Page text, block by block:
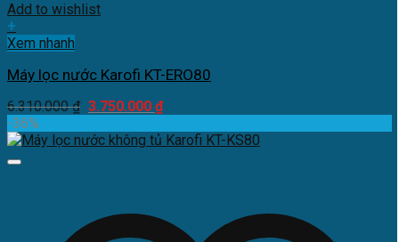
Add to wishlist
+
Xem nhanh
Máy lọc nước Karofi KT-ERO80
6.310.000₫ Giá
là:
3.750.000 ₫Giá
tại
-36%